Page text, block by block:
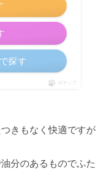
探す
ポチップ
きもなく快適ですが
分のあるものでふた